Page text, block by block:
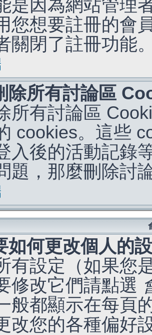
是因為網站管理
您想要註冊的會
關閉了註冊功能
除所有討論區
所有討論區
cookies。這些
入後的活動記錄
題，那麼刪除討
如何更改個人的
有設定（如果您
修改它們請點選
般都顯示在每頁
改您的各種偏好